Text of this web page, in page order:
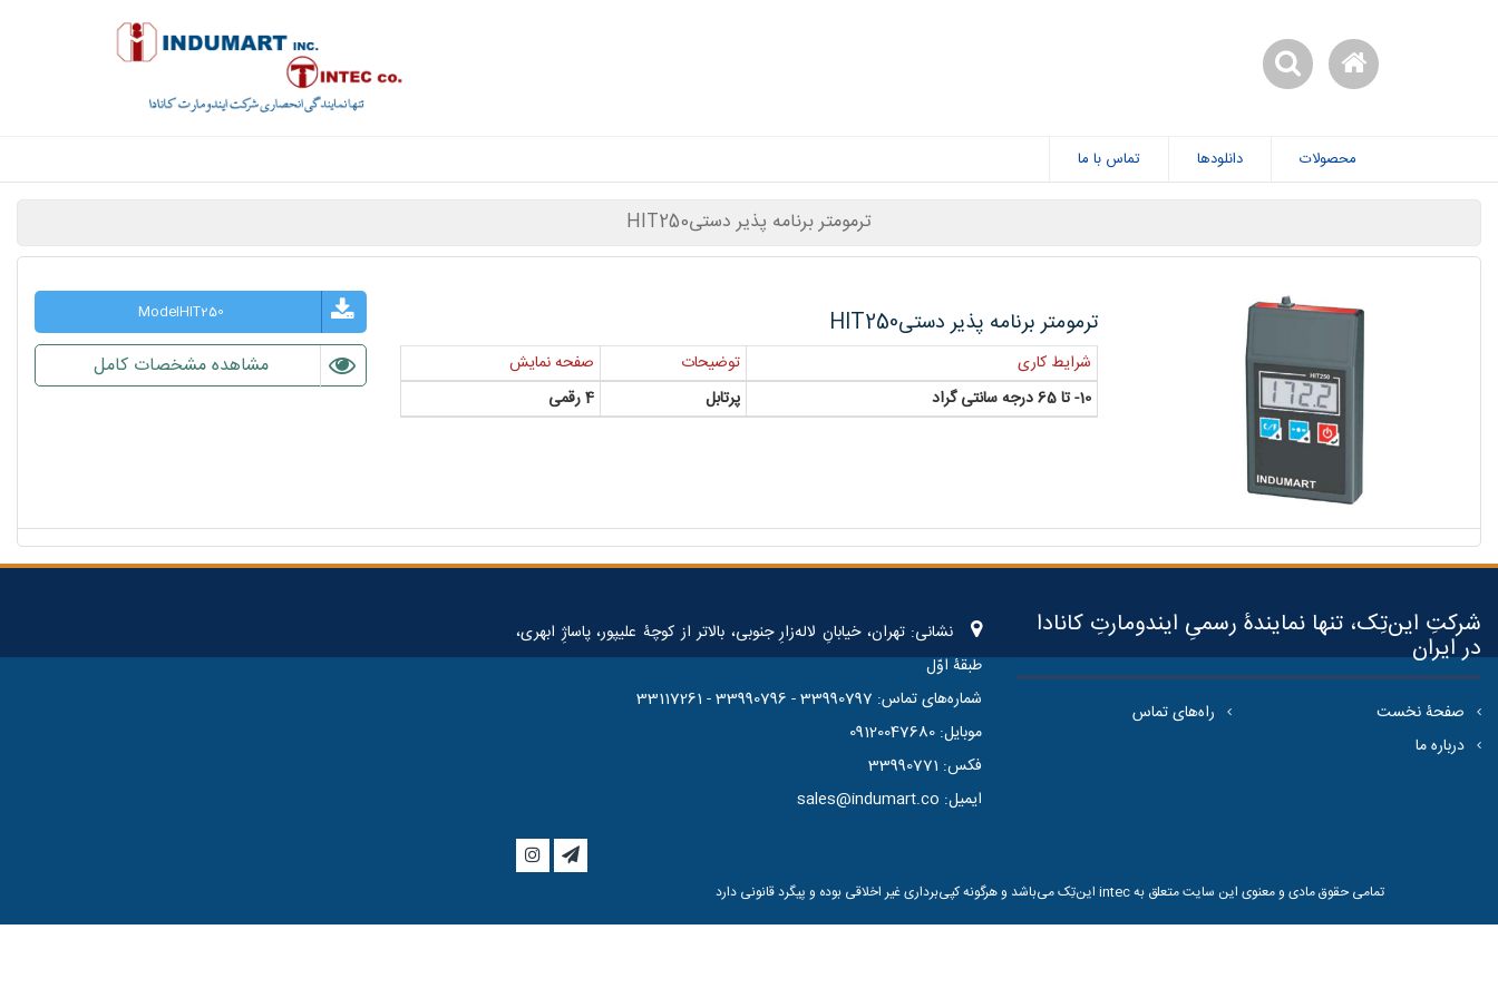
محصولات دانلودها تماس با ما
ترمومتر برنامه پذیر دستیHIT250
ترمومتر برنامه پذیر دستیHIT250
شرایط کاری توضیحات
صفحه نمایش
10- تا 65 درجه سانتی گراد
پرتابل 4 رقمی
ModelHIT250
مشاهده مشخصات کامل
شرکتِ این‌تِک، تنها نمایندۀ رسمیِ ایندومارتِ کانادا
در ایران
صفحۀ نخست
راه‌های تماس
درباره ما
نشانی: تهران، خیابانِ لاله‌زارِ جنوبی، بالاتر از کوچۀ علیپور، پاساژِ ابهری،
طبقۀ اوّل
شماره‌های تماس: 33990797 - 33990796 - 33117261
موبایل: 09120047680
فکس: 33990771
ایمیل: sales@indumart.co
تمامی حقوق مادی و معنوی این سایت متعلق بهintec این‌تِک می‌باشد و هرگونه کپی‌برداری غیر اخلاقی بوده و پیگرد قانونی دارد